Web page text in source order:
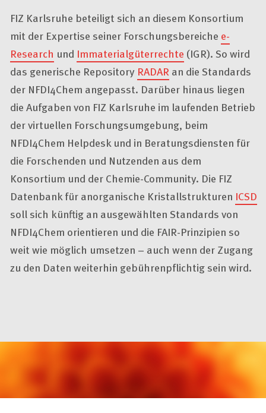
FIZ Karlsruhe beteiligt sich an diesem Konsortium
mit der Expertise seiner Forschungsbereiche e-
Research und Immaterialgüterrechte (IGR). So wird
das generische Repository RADARan die Standards
der NFDI4Chem angepasst. Darüber hinaus liegen
die Aufgaben von FIZ Karlsruhe im laufenden Betrieb
der virtuellen Forschungsumgebung, beim
NFDI4Chem Helpdesk und in Beratungsdiensten für
die Forschenden und Nutzenden aus dem
Konsortium und der Chemie-Community. Die FIZ
Datenbank für anorganische Kristallstrukturen ICSD
soll sich künftig an ausgewählten Standards von
NFDI4Chem orientieren und die FAIR-Prinzipien so
weit wie möglich umsetzen – auch wenn der Zugang
zu den Daten weiterhin gebührenpflichtig sein wird.